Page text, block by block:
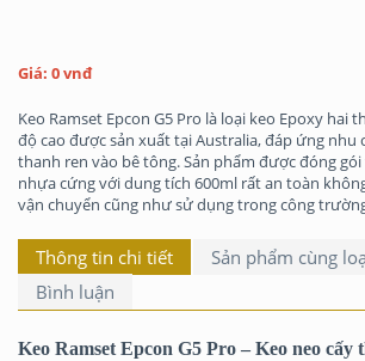
Giá: 0 vnđ
Keo Ramset Epcon G5 Pro là loại keo Epoxy hai
độ cao được sản xuất tại Australia, đáp ứng nhu
thanh ren vào bê tông. Sản phẩm được đóng
nhựa cứng với dung tích 600ml rất an toàn
vận chuyển cũng như sử dụng trong công
Thông tin chi tiết
Sản phẩm cùng
Bình luận
Keo Ramset Epcon G5 Pro – Keo neo cấy